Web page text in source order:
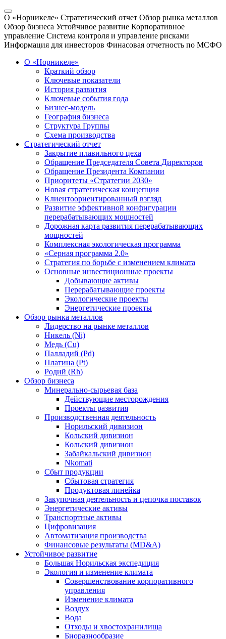
О «Норникеле» Стратегический отчет Обзор рынка металлов
Обзор бизнеса Устойчивое развитие Корпоративное
управление Система контроля и управление рисками
Информация для инвесторов Финасовая отчетность по МСФО
О «Норникеле»
Краткий обзор
Ключевые показатели
История развития
Ключевые события года
Бизнес-модель
География бизнеса
Структура Группы
Схема производства
Стратегический отчет
Закрытие плавильного цеха
Обращение Председателя Совета Директоров
Обращение Президента Компании
Приоритеты «Стратегии 2030»
Новая стратегическая концепция
Клиентоориентированный взгляд
Развитие эффективной конфигурации
перерабатывающих мощностей
Дорожная карта развития перерабатывающих
мощностей
Комплексная экологическая программа
«Серная программа 2.0»
Стратегия по борьбе с изменением климата
Основные инвестиционные проекты
Добывающие активы
Перерабатывающие проекты
Экологические проекты
Энергетические проекты
Обзор рынка металлов
Лидерство на рынке металлов
Никель (Ni)
Медь (Cu)
Палладий (Pd)
Платина (Pt)
Родий (Rh)
Обзор бизнеса
Минерально-сырьевая база
Действующие месторождения
Проекты развития
Производственная деятельность
Норильский дивизион
Кольский дивизион
Кольский дивизион
Забайкальский дивизион
Nkomati
Сбыт продукции
Сбытовая стратегия
Продуктовая линейка
Закупочная деятельность и цепочка поставок
Энергетические активы
Транспортные активы
Цифровизация
Автоматизация производства
Финансовые результаты (MD&A)
Устойчивое развитие
Большая Норильская экспедиция
Экология и изменение климата
Совершенствование корпоративного
управления
Изменение климата
Воздух
Вода
Отходы и хвостохранилища
Биоразнообразие